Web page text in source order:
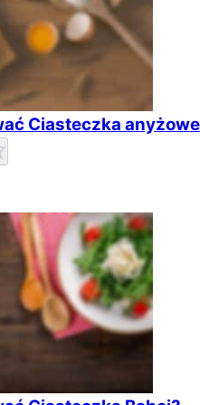
Ciasteczka